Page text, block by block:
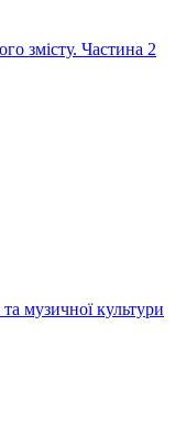
змісту. Частина 2
музичної культури